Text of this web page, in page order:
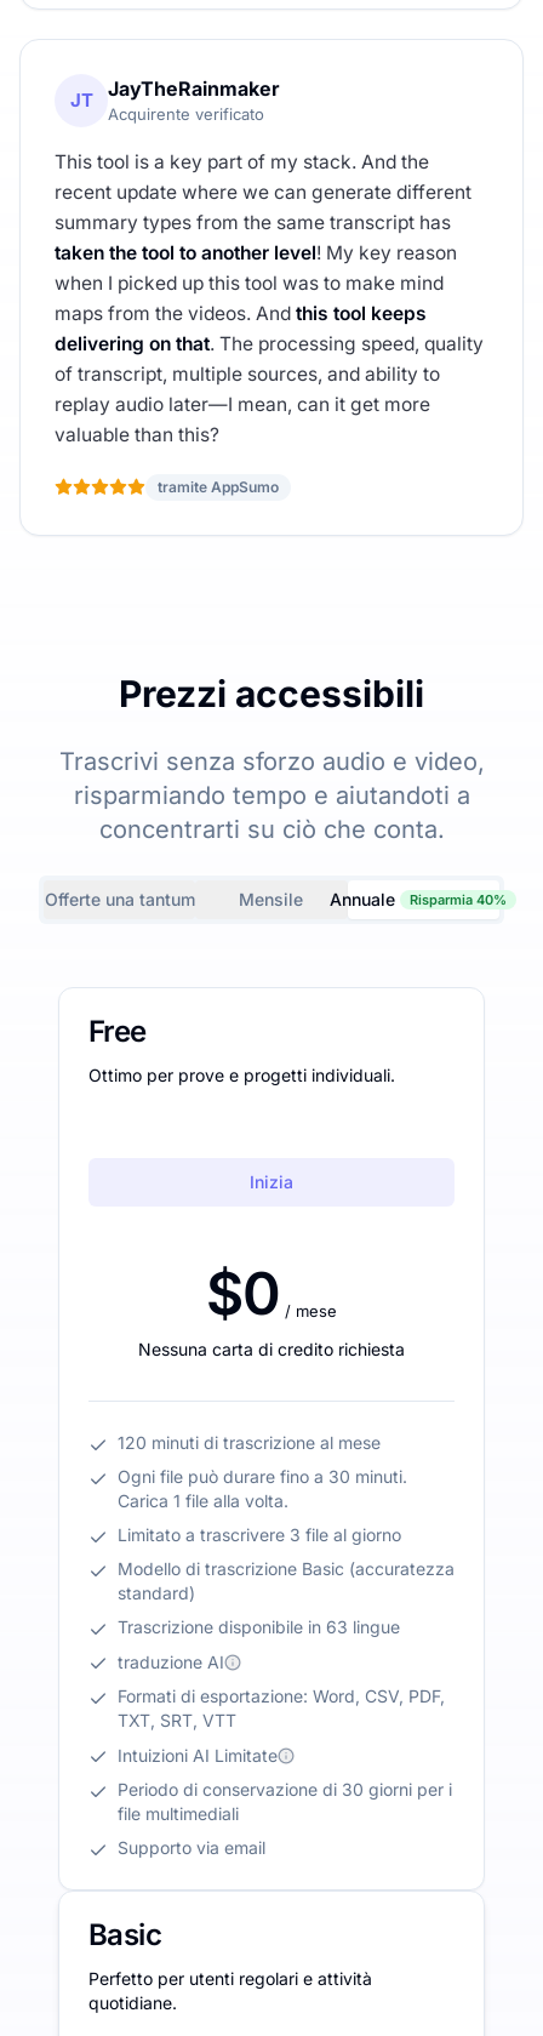
JT JayTheRainmaker
Acquirente verificato
This tool is a key part of my stack. And the
recent update where we can generate different
summary types from the same transcript has
taken the tool to another level! My key reason
when I picked up this tool was to make mind
maps from the videos. And this tool keeps
delivering on that. The processing speed, quality
of transcript, multiple sources, and ability to
replay audio later—I mean, can it get more
valuable than this?
tramite AppSumo
Prezzi accessibili
Trascrivi senza sforzo audio e video,
risparmiando tempo e aiutandoti a
concentrarti su ciò che conta.
Offerte una tantum Mensile Annuale Risparmia 40%
Free
Ottimo per prove e progetti individuali.
Inizia
$0 / mese
Nessuna carta di credito richiesta
120 minuti di trascrizione al mese
Ogni file può durare fino a 30 minuti.
Carica 1 file alla volta.
Limitato a trascrivere 3 file al giorno
Modello di trascrizione Basic (accuratezza
standard)
Trascrizione disponibile in 63 lingue
traduzione AI
Formati di esportazione: Word, CSV, PDF,
TXT, SRT, VTT
Intuizioni AI Limitate
Periodo di conservazione di 30 giorni per i
file multimediali
Supporto via email
Basic
Perfetto per utenti regolari e attività
quotidiane.